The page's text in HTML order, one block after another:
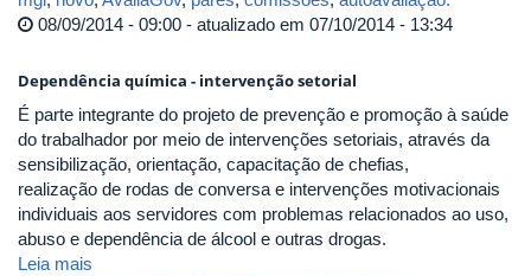
08/09/2014 - 09:00 - atualizado em 07/10/2014 - 13:34
Dependência química - intervenção setorial
É parte integrante do projeto de prevenção e promoção à saúde
do trabalhador por meio de intervenções setoriais, através da
sensibilização, orientação, capacitação de chefias,
realização de rodas de conversa e intervenções motivacionais
individuais aos servidores com problemas relacionados ao uso,
abuso e dependência de álcool e outras drogas.
Leia mais